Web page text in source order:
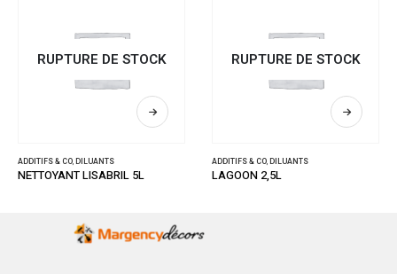
RUPTURE DE STOCK
ADDITIFS & CO,DILUANTS
LAGOON 2,5L
RUPTURE DE STOCK
ADDITIFS & CO,DILUANTS